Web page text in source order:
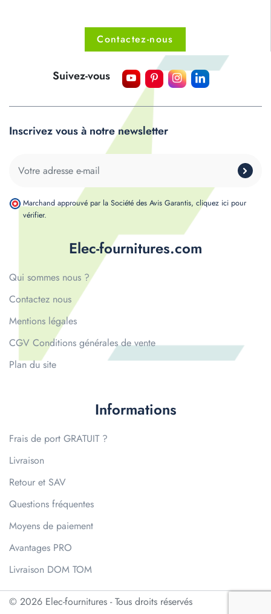
Contactez-nous
Elec-fournitures.com
Qui sommes nous ?
Contactez nous
Mentions légales
CGV Conditions générales de vente
Plan du site
Informations
Frais de port GRATUIT ?
Livraison
Retour et SAV
Questions fréquentes
Moyens de paiement
Avantages PRO
Livraison DOM TOM
Suivez-vous
Inscrivez vous à notre newsletter
Marchand approuvé par la Société des Avis Garantis, cliquez ici pour
vérifier.
© 2026 Elec-fournitures - Tous droits réservés